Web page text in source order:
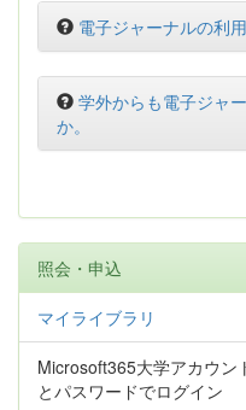
電子ジャーナルの利
学外からも電子ジャ
か。
照会・申込
マイライブラリ
Microsoft365大学アカウン
とパスワードでログイン